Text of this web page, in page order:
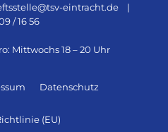
eintracht.de |
/ 16 56
Mittwochs 18 – 20 Uhr
Datenschutz
(EU)